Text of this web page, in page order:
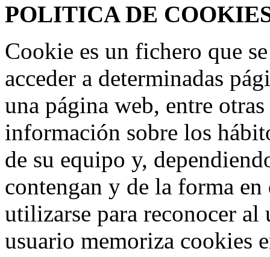
POLITICA DE
Cookie es un fichero que
acceder a determinadas
una página web, entre
información sobre los
de su equipo y,
contengan y de la forma
utilizarse para reconocer
usuario memoriza cookies